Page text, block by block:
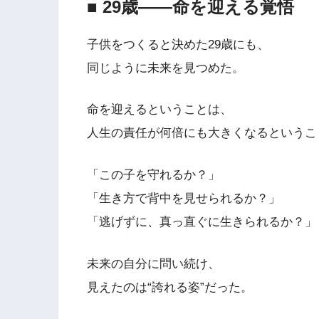
■ 29歳――命を迎える覚悟
子供をつくると決めた29歳にも、
同じように未来を見つめた。
命を迎えるということは、
人生の責任が何倍にも大きくなるという
「この子を守れるか？」
「生き方で背中を見せられるか？」
「逃げずに、真っ直ぐに生きられるか？」
未来の自分に問い続け、
見えたのは“誇れる姿”だった。